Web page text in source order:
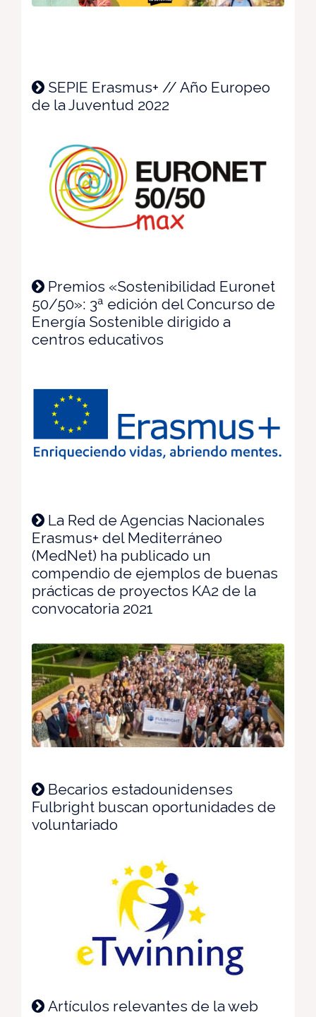
SEPIE Erasmus+ // Año Europeo
de la Juventud 2022
Premios «Sostenibilidad Euronet
50/50»: 3ª edición del Concurso de
Energía Sostenible dirigido a
centros educativos
La Red de Agencias Nacionales
Erasmus+ del Mediterráneo
(MedNet) ha publicado un
compendio de ejemplos de buenas
prácticas de proyectos KA2 de la
convocatoria 2021
Becarios estadounidenses
Fulbright buscan oportunidades de
voluntariado
Artículos relevantes de la web